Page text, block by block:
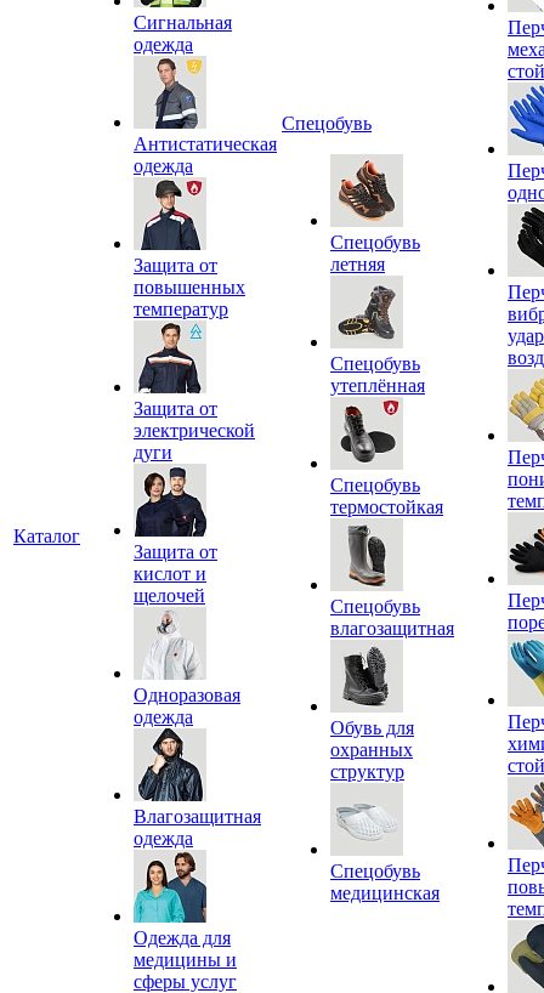
Каталог
Сигнальная
одежда
Антистатическая
одежда
Защита от
повышенных
температур
Защита от
электрической
дуги
Защита от
кислот и
щелочей
Одноразовая
одежда
Влагозащитная
одежда
Одежда для
медицины и
сферы услуг
Спецобувь
Спецобувь
летняя
Спецобувь
утеплённая
Спецобувь
термостойкая
Спецобувь
влагозащитная
Обувь для
охранных
структур
Спецобувь
медицинская